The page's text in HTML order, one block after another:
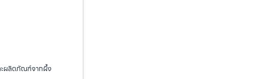
ะผลิตภัณฑ์จากผึ้ง